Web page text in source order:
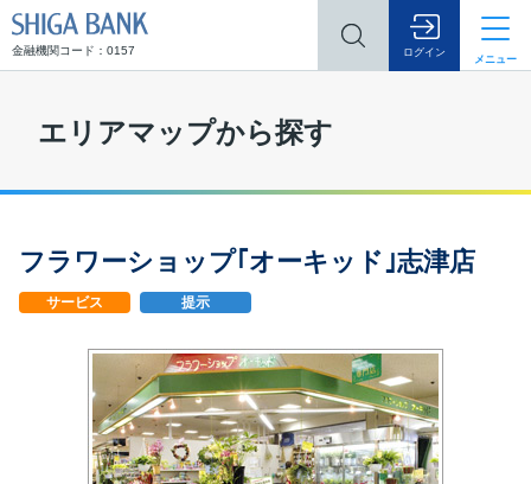
金融機関コード：0157 ログイン
メニュー
エリアマップから探す
フラワーショップ｢オーキッド｣志津店
サービス 提示